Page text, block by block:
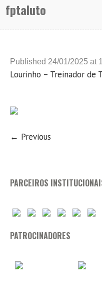
fptaluto
Published 24/01/2025 at
Lourinho – Treinador de
← Previous
PARCEIROS
PATROCINADORES